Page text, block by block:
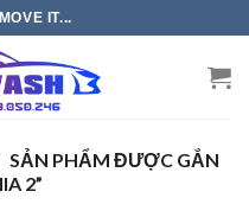
IT...
SẢN PHẨM ĐƯỢC GẮN
2”